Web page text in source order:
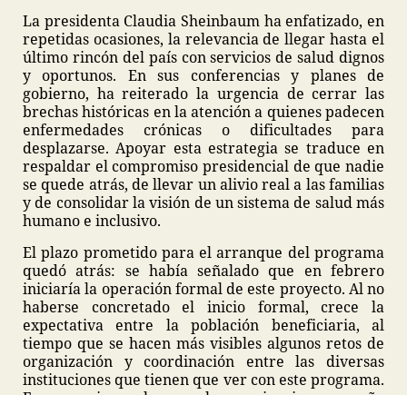
La presidenta Claudia Sheinbaum ha enfatizado, en
repetidas ocasiones, la relevancia de llegar hasta el
último rincón del país con servicios de salud dignos
y oportunos. En sus conferencias y planes de
gobierno, ha reiterado la urgencia de cerrar las
brechas históricas en la atención a quienes padecen
enfermedades crónicas o dificultades para
desplazarse. Apoyar esta estrategia se traduce en
respaldar el compromiso presidencial de que nadie
se quede atrás, de llevar un alivio real a las familias
y de consolidar la visión de un sistema de salud más
humano e inclusivo.
El plazo prometido para el arranque del programa
quedó atrás: se había señalado que en febrero
iniciaría la operación formal de este proyecto. Al no
haberse concretado el inicio formal, crece la
expectativa entre la población beneficiaria, al
tiempo que se hacen más visibles algunos retos de
organización y coordinación entre las diversas
instituciones que tienen que ver con este programa.